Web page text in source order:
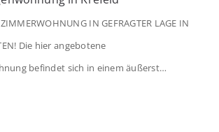
IN GEFRAGTER LAGE IN
Die hier angebotene
befindet sich in einem äußerst